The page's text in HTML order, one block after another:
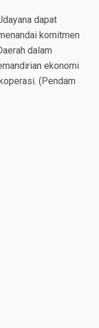
dapat
komitmen
dalam
ekonomi
(Pendam